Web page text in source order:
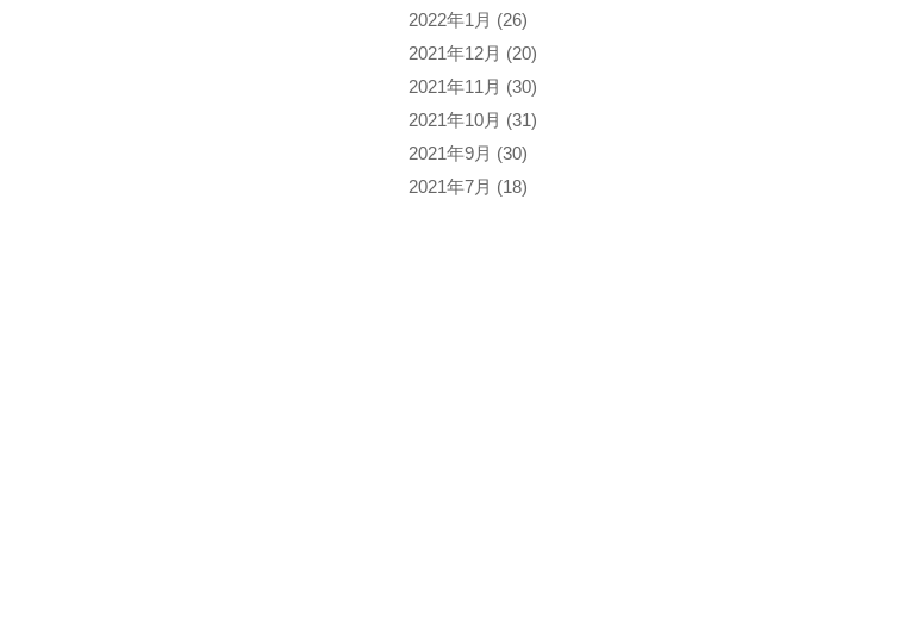
2022年1月 (26)
2021年12月 (20)
2021年11月 (30)
2021年10月 (31)
2021年9月 (30)
2021年7月 (18)